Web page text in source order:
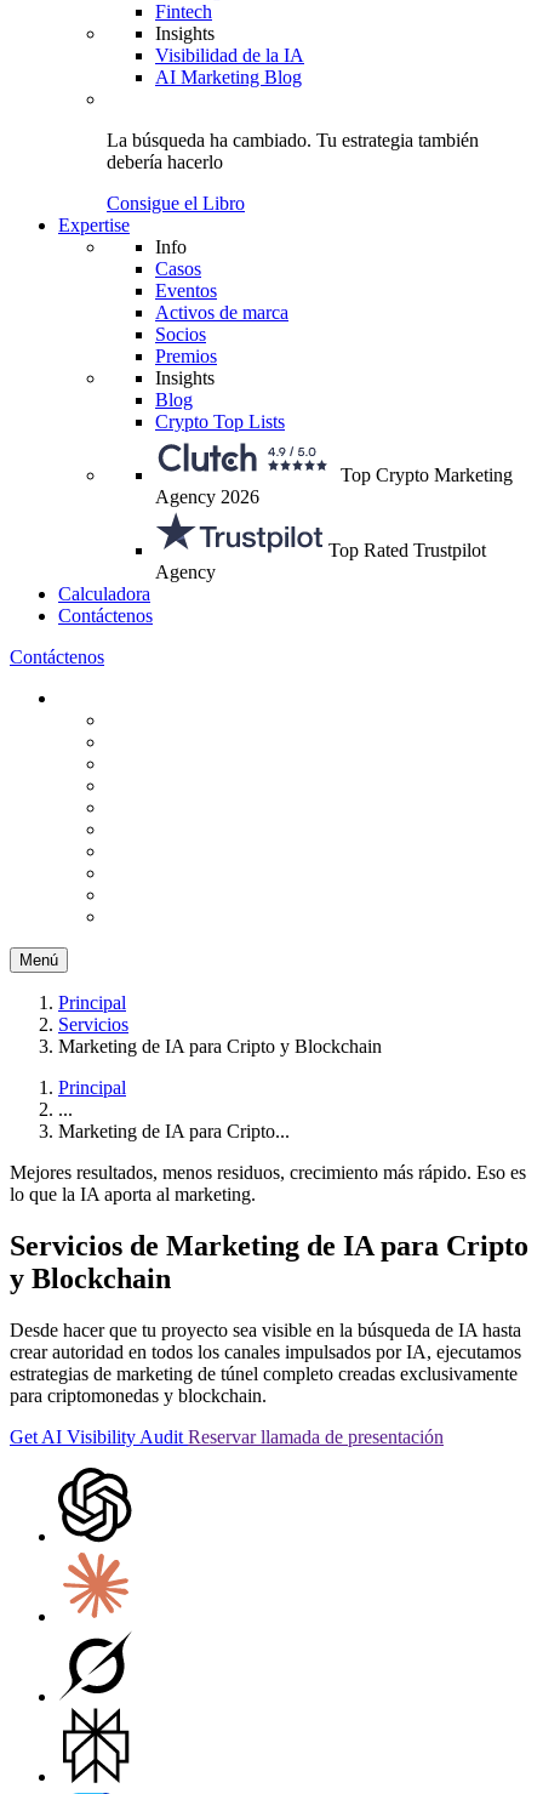
Fintech
Insights
Visibilidad de la IA
AI Marketing Blog
La búsqueda ha cambiado. Tu estrategia también
debería hacerlo
Consigue el Libro
Expertise
Info
Casos
Eventos
Activos de marca
Socios
Premios
Insights
Blog
Crypto Top Lists
Top Crypto Marketing
Agency 2026
Top Rated Trustpilot
Agency
Calculadora
Contáctenos
Contáctenos
Menú
Principal
Servicios
Marketing de IA para Cripto y Blockchain
Principal
...
Marketing de IA para Cripto...
Mejores resultados, menos residuos, crecimiento más rápido. Eso es
lo que la IA aporta al marketing.
Servicios de Marketing de IA para Cripto
y Blockchain
Desde hacer que tu proyecto sea visible en la búsqueda de IA hasta
crear autoridad en todos los canales impulsados por IA, ejecutamos
estrategias de marketing de túnel completo creadas exclusivamente
para criptomonedas y blockchain.
Get AI Visibility Audit Reservar llamada de presentación